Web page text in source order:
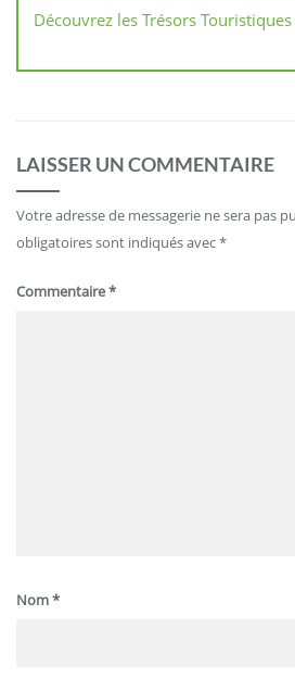
Découvrez les Trésors
LAISSER UN COMMENTAIRE
Votre adresse de messagerie ne sera pas
obligatoires sont indiqués avec*
Commentaire*
Nom*